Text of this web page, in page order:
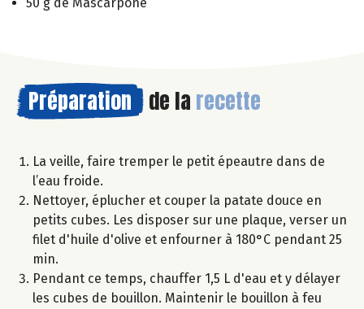
50 g de Mascarpone
Préparation de la recette
La veille, faire tremper le petit épeautre dans de
l’eau froide.
Nettoyer, éplucher et couper la patate douce en
petits cubes. Les disposer sur une plaque, verser un
filet d'huile d'olive et enfourner à 180°C pendant 25
min.
Pendant ce temps, chauffer 1,5 L d'eau et y délayer
les cubes de bouillon. Maintenir le bouillon à feu